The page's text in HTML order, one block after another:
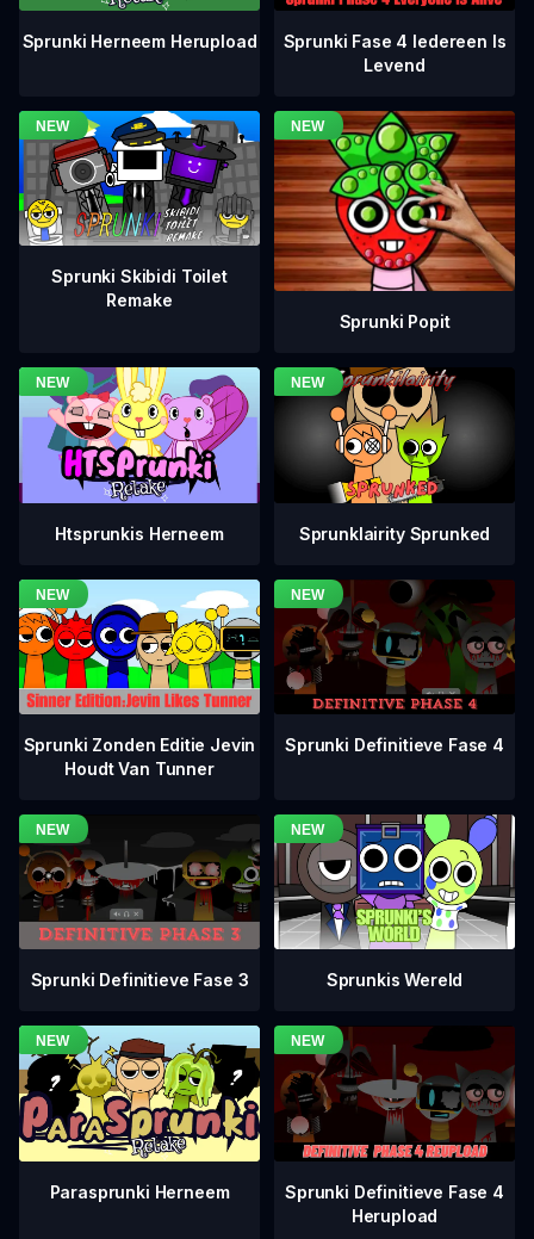
Sprunki Herneem Herupload
Sprunki Fase 4 Iedereen Is
Levend
Sprunki Skibidi Toilet
Remake
Sprunki Popit
Htsprunkis Herneem Sprunklairity Sprunked
Sprunki Zonden Editie Jevin
Houdt Van Tunner
Sprunki Definitieve Fase 4
Sprunki Definitieve Fase 3 Sprunkis Wereld
Parasprunki Herneem
Sprunki Definitieve Fase 4
Herupload